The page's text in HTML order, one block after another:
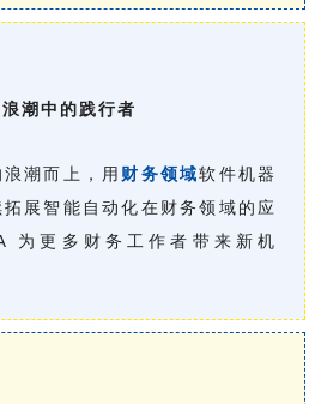
潮中的践行者
潮而上，用 财务领域软件机器
展智能自动化在财务领域的应
为更多财务工作者带来新机